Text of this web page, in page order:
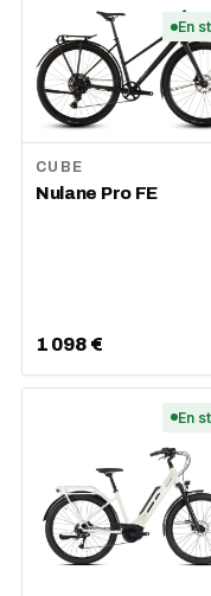
En
CUBE
Nulane Pro FE
1 098 €
En